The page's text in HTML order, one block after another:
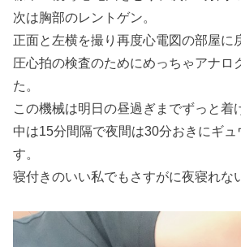
次は胸部のレントゲン。
正面と左横を撮り再度心電図の部屋に
圧心拍の検査のためにめっちゃアナロ
た。
この機械は明日の昼過ぎまでずっと着
中は15分間隔で夜間は30分おきにギュ
す。
寝付きのいい私でもさすがに夜寝れな